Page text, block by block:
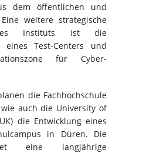
dem öffentlichen und
weitere strategische
Instituts ist die
eines Test-Centers und
für Cyber-
die Fachhochschule
auch die University of
die Entwicklung eines
in Düren. Die
eine langjährige